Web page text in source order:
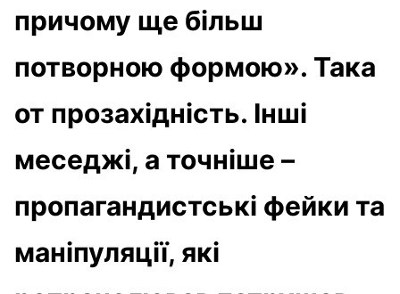
причому ще більш
потворною формою». Така
от прозахідність. Інші
меседжі, а точніше –
пропагандистські фейки та
маніпуляції, які